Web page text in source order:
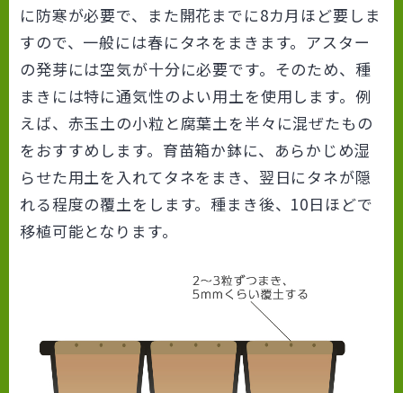
に防寒が必要で、また開花までに8カ月ほど要しま
すので、一般には春にタネをまきます。アスター
の発芽には空気が十分に必要です。そのため、種
まきには特に通気性のよい用土を使用します。例
えば、赤玉土の小粒と腐葉土を半々に混ぜたもの
をおすすめします。育苗箱か鉢に、あらかじめ湿
らせた用土を入れてタネをまき、翌日にタネが隠
れる程度の覆土をします。種まき後、10日ほどで
移植可能となります。